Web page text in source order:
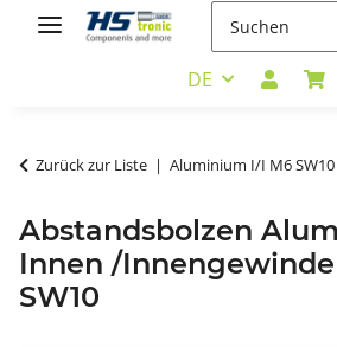
DE
Zurück zur Liste Aluminium I/I M6 SW10
Abstandsbolzen
Innen /
SW10